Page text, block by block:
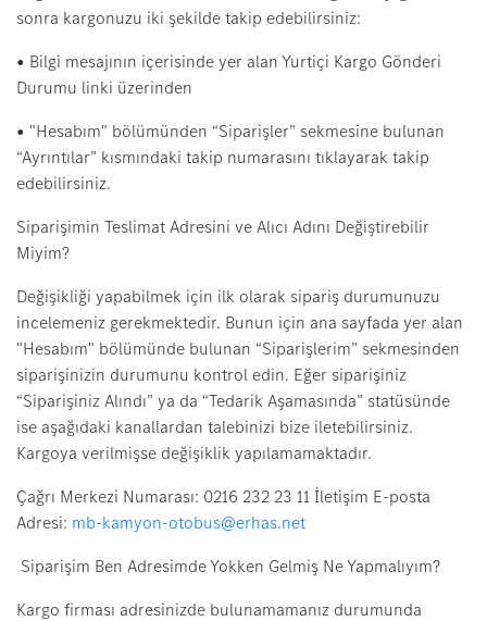
sonra kargonuzu iki şekilde takip edebilirsiniz:
• Bilgi mesajının içerisinde yer alan Yurtiçi Kargo Gönderi
Durumu linki üzerinden
• "Hesabım" bölümünden “Siparişler” sekmesine bulunan
“Ayrıntılar” kısmındaki takip numarasını tıklayarak takip
edebilirsiniz.
Siparişimin Teslimat Adresini ve Alıcı Adını Değiştirebilir
Miyim?
Değişikliği yapabilmek için ilk olarak sipariş durumunuzu
incelemeniz gerekmektedir. Bunun için ana sayfada yer alan
"Hesabım" bölümünde bulunan “Siparişlerim” sekmesinden
siparişinizin durumunu kontrol edin. Eğer siparişiniz
“Siparişiniz Alındı” ya da “Tedarik Aşamasında” statüsünde
ise aşağıdaki kanallardan talebinizi bize iletebilirsiniz.
Kargoya verilmişse değişiklik yapılamamaktadır.
Çağrı Merkezi Numarası: 0216 232 23 11 İletişim E-posta
Adresi: mb-kamyon-otobus@erhas.net
Siparişim Ben Adresimde Yokken Gelmiş Ne Yapmalıyım?
Kargo firması adresinizde bulunamamanız durumunda